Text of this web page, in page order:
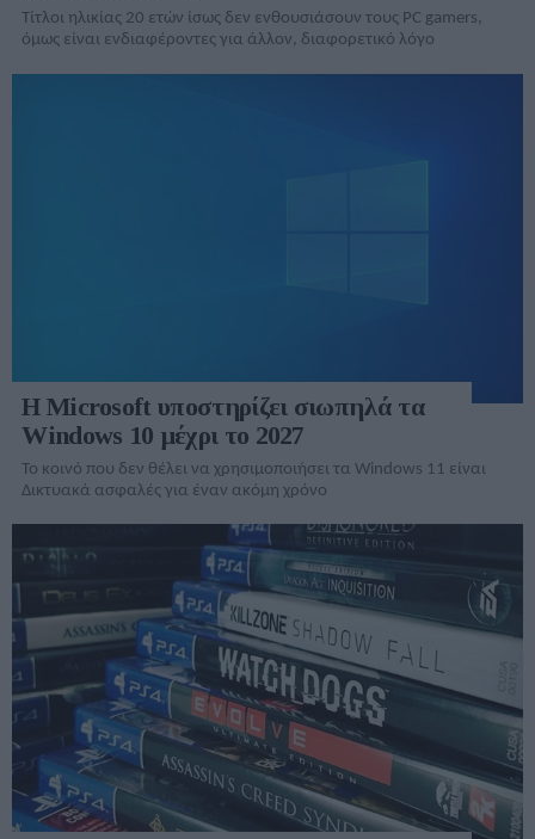
Τίτλοι ηλικίας 20 ετών ίσως δεν ενθουσιάσουν τους PC gamers,
όμως είναι ενδιαφέροντες για άλλον, διαφορετικό λόγο
Η Microsoft υποστηρίζει σιωπηλά τα
Windows 10 μέχρι το 2027
Το κοινό που δεν θέλει να χρησιμοποιήσει τα Windows 11 είναι
Δικτυακά ασφαλές για έναν ακόμη χρόνο